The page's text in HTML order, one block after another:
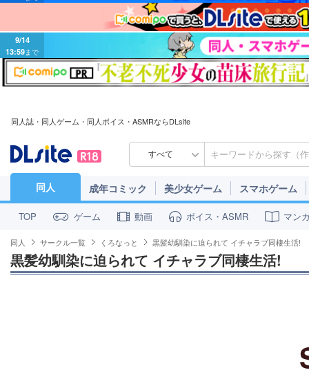
9/14
13:59 まで
同人誌・同人ゲーム・同人ボイス・ASMRならDLsite
すべて
同人 成年コミック 美少女ゲーム スマホゲーム
TOP ゲーム 動画 ボイス・ASMR マン
同人 サークル一覧 くろなっと 黒髪幼馴染に迫られて イチャラブ同棲生活!
黒髪幼馴染に迫られて イチャラブ同棲生活!